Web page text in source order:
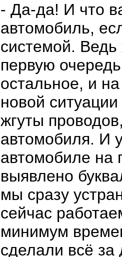
- Да-да! И что
автомобиль,
системой.
первую
остальное, и
новой
жгуты
автомобиля. И
автомобиле на
выявлено
мы сразу
сейчас
минимум
сделали всё